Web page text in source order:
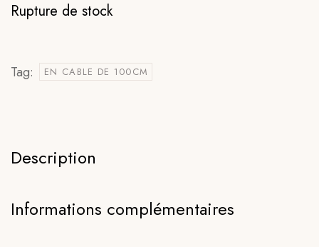
Rupture de stock
Tag: EN CABLE DE 100CM
Description
Informations complémentaires